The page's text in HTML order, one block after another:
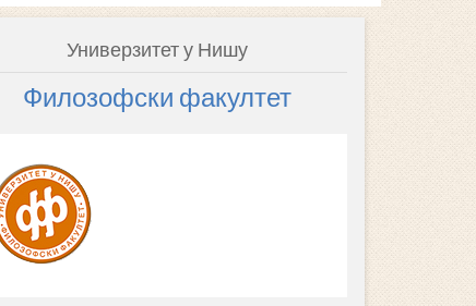
Универзитет у Нишу
Филозофски факултет